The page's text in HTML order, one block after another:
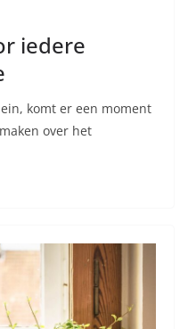
iedere
komt er een moment
over het